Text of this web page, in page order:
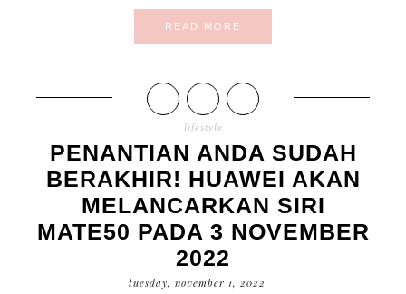
READ MORE
lifestyle
PENANTIAN ANDA SUDAH
BERAKHIR! HUAWEI AKAN
MELANCARKAN SIRI
MATE50 PADA 3 NOVEMBER
2022
tuesday, november 1, 2022